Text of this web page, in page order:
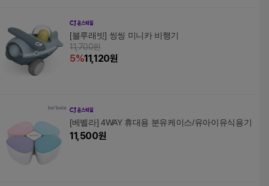
[블루래빗] 씽씽 미니카 비행기
11,700원
5%11,120원
[베벨라] 4WAY 휴대용 분유케이스/유아이유식용기
11,500원